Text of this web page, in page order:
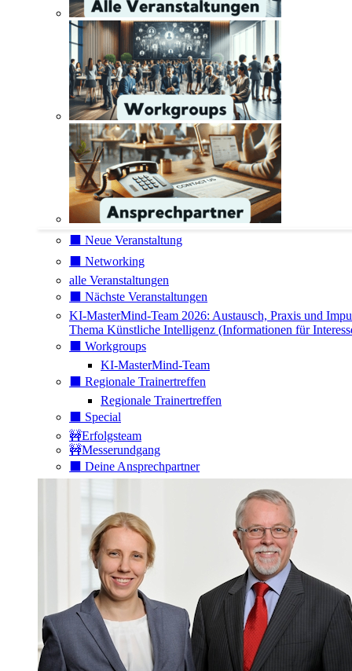
⬛️ Neue Veranstaltung
⬛️ Networking
alle Veranstaltungen
⬛️ Nächste Veranstaltungen
KI-MasterMind-Team 2026: Austausch, Praxis und
Thema Künstliche Intelligenz (Informationen für
⬛️ Workgroups
KI-MasterMind-Team
⬛️ Regionale Trainertreffen
Regionale Trainertreffen
⬛️ Special
🚧Erfolgsteam
🚧Messerundgang
⬛️ Deine Ansprechpartner